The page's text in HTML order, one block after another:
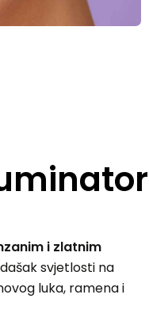
i zlatnim
svjetlosti na
luka, ramena i